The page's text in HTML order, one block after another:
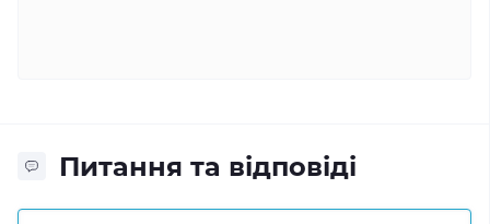
Питання та відповіді